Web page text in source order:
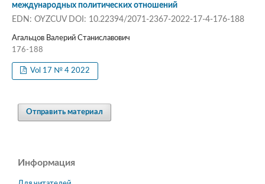
международных политических отношений
EDN: OYZCUV DOI: 10.22394/2071-2367-2022-17-4-176-188
Агальцов Валерий Станиславович
176-188
Vol 17 № 4 2022
Отправить материал
Информация